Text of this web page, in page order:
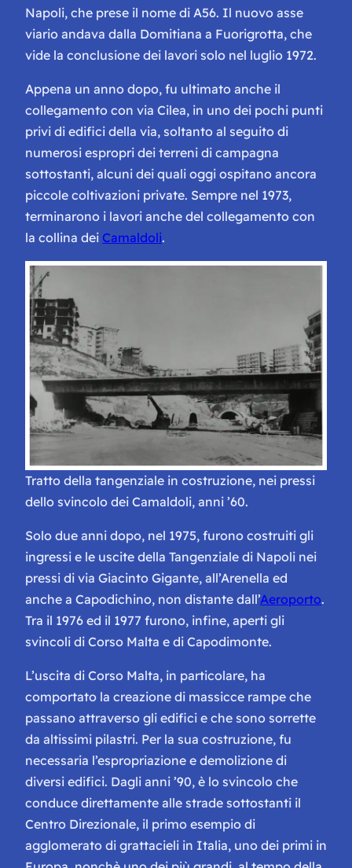
Napoli, che prese il nome di A56. Il nuovo asse
viario andava dalla Domitiana a Fuorigrotta, che
vide la conclusione dei lavori solo nel luglio 1972.
Appena un anno dopo, fu ultimato anche il
collegamento con via Cilea, in uno dei pochi punti
privi di edifici della via, soltanto al seguito di
numerosi espropri dei terreni di campagna
sottostanti, alcuni dei quali oggi ospitano ancora
piccole coltivazioni private. Sempre nel 1973,
terminarono i lavori anche del collegamento con
la collina dei Camaldoli.
Tratto della tangenziale in costruzione, nei pressi
dello svincolo dei Camaldoli, anni ’60.
Solo due anni dopo, nel 1975, furono costruiti gli
ingressi e le uscite della Tangenziale di Napoli nei
pressi di via Giacinto Gigante, all’Arenella ed
anche a Capodichino, non distante dall’Aeroporto.
Tra il 1976 ed il 1977 furono, infine, aperti gli
svincoli di Corso Malta e di Capodimonte.
L’uscita di Corso Malta, in particolare, ha
comportato la creazione di massicce rampe che
passano attraverso gli edifici e che sono sorrette
da altissimi pilastri. Per la sua costruzione, fu
necessaria l’espropriazione e demolizione di
diversi edifici. Dagli anni ’90, è lo svincolo che
conduce direttamente alle strade sottostanti il
Centro Direzionale, il primo esempio di
agglomerato di grattacieli in Italia, uno dei primi in